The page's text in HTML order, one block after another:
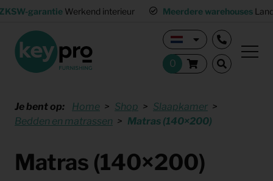
garantie Werkend interieur Meerdere warehouses
Je bent op: Home Shop
Slaapkamer
Bedden en matrassen
Matras (140×200)
Matras (140×200)